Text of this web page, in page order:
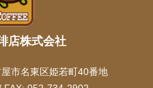
店株式会社
市名東区姫若町40番地